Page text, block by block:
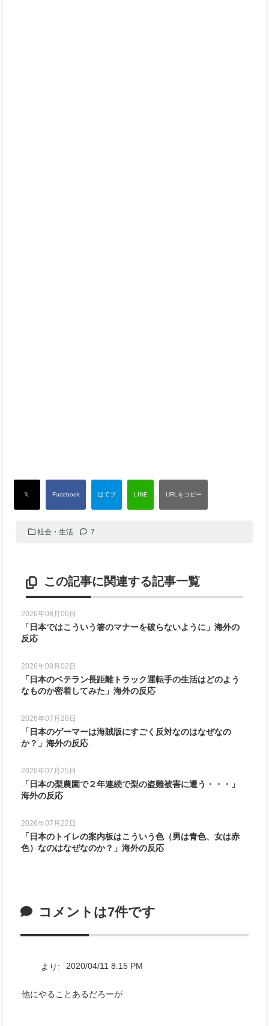
社会・生活 7
この記事に関連する記事一覧
2026年08月06日
「日本ではこういう箸のマナーを破らないように」海外の
反応
2026年08月02日
「日本のベテラン長距離トラック運転手の生活はどのよう
なものか密着してみた」海外の反応
2026年07月28日
「日本のゲーマーは海賊版にすごく反対なのはなぜなの
か？」海外の反応
2026年07月25日
「日本の梨農園で２年連続で梨の盗難被害に遭う・・・」
海外の反応
2026年07月22日
「日本のトイレの案内板はこういう色（男は青色、女は赤
色）なのはなぜなのか？」海外の反応
コメントは7件です
より: 2020/04/11 8:15 PM
他にやることあるだろーが